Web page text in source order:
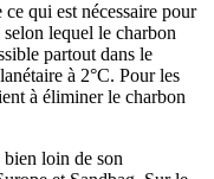
qui est nécessaire pour
lequel le charbon
partout dans le
à 2°C. Pour les
à éliminer le charbon
bien loin de son